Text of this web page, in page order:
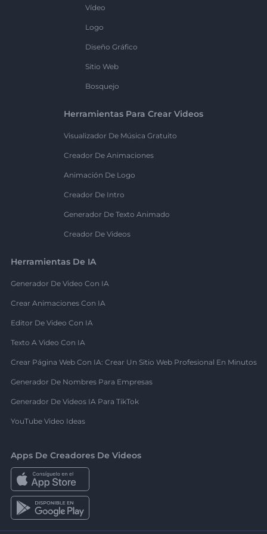
Vídeo
Logo
Diseño Gráfico
Sitio Web
Bosquejo
Herramientas Para Crear Videos
Visualizador De Música Gratuito
Creador De Animaciones
Animación De Logo
Creador De Intro
Generador De Texto Animado
Creador De Videos
Herramientas De IA
Generador De Video Con IA
Crear Animaciones Con IA
Editor De Video Con IA
Texto A Video Con IA
Crear Página Web Con IA: Crear Un Sitio Web Profesional En Minutos
Generador De Nombres Para Empresas
Generador De Videos IA Para TikTok
YouTube Video Ideas
Apps De Creadores De Videos